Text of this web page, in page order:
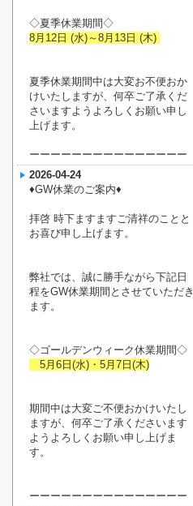
◇夏季休業期間◇
8月12日 (水)～8月13日 (木)
夏季休業期間中は大変お不便おか
けいたしますが、何卒ご了承くだ
さいますようよろしくお願い申し
上げます。
ーーーーーーーーーーーーーーー
2026-04-24
♦︎GW休業のご案内♦︎
拝啓 時下ますますご清祥のことと
お喜び申し上げます。
弊社では、誠に勝手ながら下記日
程をGW休業期間とさせていただき
ます。
◇ゴールデンウィーク休業期間◇
5月6日(水)・5月7日(木)
期間中は大変ご不便おかけいたし
ますが、何卒ご了承くださいます
ようよろしくお願い申し上げま
す。
ーーーーーーーーーーーーーーー